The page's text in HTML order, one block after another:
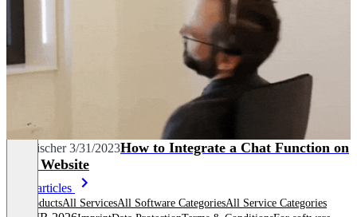
Tim Fischer 3/31/2023How to Integrate a Chat Function on
Your Website
More articles
All productsAll ServicesAll Software CategoriesAll Service Categories